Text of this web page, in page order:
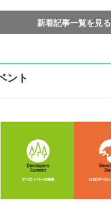
新着記事一覧を見る
ント